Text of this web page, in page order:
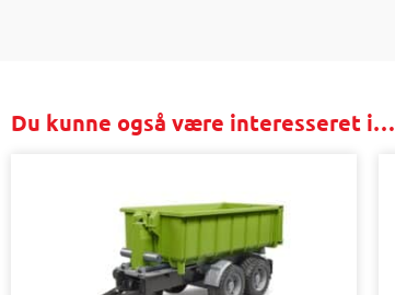
Du kunne også være interesseret i…